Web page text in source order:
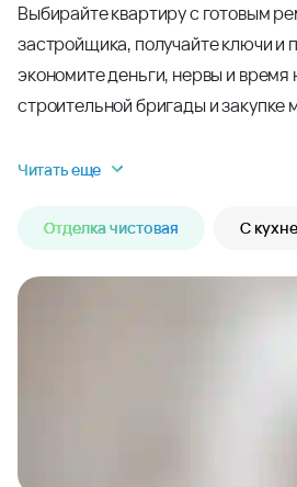
Выбирайте квартиру с готовым
застройщика, получайте ключи и
экономите деньги, нервы и время
строительной бригады и закупке
Читать еще
Отделка чистовая С